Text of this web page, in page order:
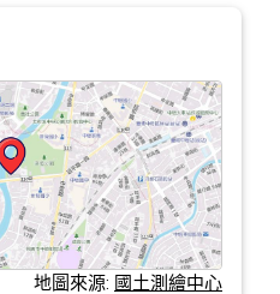
地圖來源: 國土測繪中心